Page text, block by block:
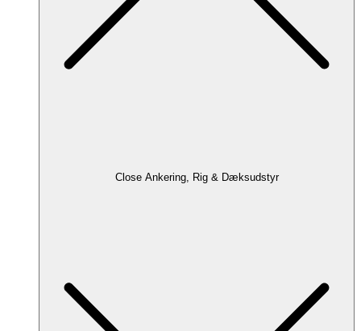
Close Ankering, Rig & Dæksudstyr